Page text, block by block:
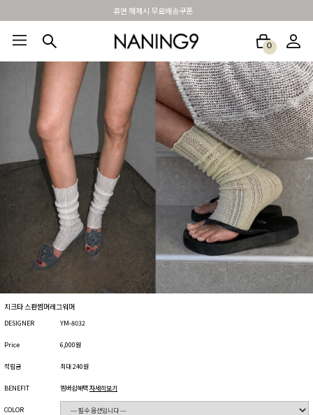
BEST 포토리뷰 - 매주 2명추첨 3만원쿠폰
0
BEST100🤍 NEW5% 베스트재진행 썸머여행룩 아울렛 하객&모임룩
치크타 스판썸머레그워머
DESIGNER YM-8032
Price 6,000원
적립금 최대 240원
BENEFIT 멤버쉽혜택자세히보기
COLOR